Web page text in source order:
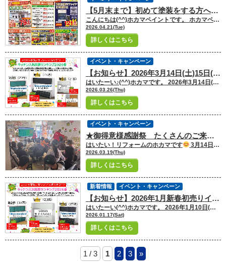
【5月末まで】初めて塗装をする方へ！塗装応援祭キャンペーン実施中！
こんにちは(^^)ホカマペイントです。 ホカマペイントは【外壁塗装&防水の専門店】として営業しています。那覇一日橋店・北谷店・コザ店オフィス、沖縄県内に3店舗のショールームがあります。来店・電話・WEB問合せや、相談、診断、見積、カラーシュミレーションまで無料で行っています。 このブログではみなさんの【塗装の疑問】について、ホカマペイントが1つずつ解決していきたいと思います！沖縄全島、多くの方々に御愛読していただけるように、ブログを定期更新予定です。どうぞよろしくお願いします(^^) 今回は紙面を一新した最新チラシをご案内させていただきます！ お得なキャンペーン内容となっておりますので、ぜひ内容をご覧の上、お問い合わせ下さい！！
2026.04.21(Tue)
詳しくはこちら
【お知らせ】2026年3月14日(土)15日(日)お客様大感謝祭★キッチン人気投票ランキング 結果発表！
はいたーい♪(^^)ホカマです。 2026年3月14日(土)15日(日)の2日間ホカマホーム・ホカマペイントのリフォーム 御得意様大感謝祭を北谷店・那覇一日橋店の2店舗にて同時開催致しました！ 多くのお客様のご来場、心より感謝致します。 今回は、イベントの定番となった【キッチン人気投票】の結果を発表致します！ キッチン投票とは..．「あなたが本気で買うならどのキッチン??」と題して ホカマホームのショールームへ展示しているシステムキッチンの中から見た目、 機能、金額、等々、お好きなキッチンを選んで投票頂いたご家族様へ、もれなく 生活に役立つ特典をプレゼントする、というイベント中の嬉しい企画です♪ 今回の投票結果が、今後のキッチン選びのご参考になりましたら幸いでございます。 【北谷店】 ※画像は各店舗のカラーとなっております。 【那覇一日橋店】 ※画像は各店舗のカラーとなっております。
2026.03.26(Thu)
詳しくはこちら
イベント・キャンペーン
★御得意様感謝祭 たくさんのご来場ありがとうございました★
はいたい！リフォームのホカマです 3月14日（土）・15日（日）の2日間【お得意様感謝祭】を開催しました
2026.03.19(Thu)
詳しくはこちら
イベント・キャンペーン
【お知らせ】2026年1月新春初売りイベント★キッチン人気投票ランキング 結果発表！
はいたーい(^^)ホカマです。 2026年1月10日(土)・11日(日)の2日間ホカマホーム・ホカマペイントの 新春初売りイベントを北谷店・那覇一日橋店の2店舗にて同時開催致しました！ 多くのお客様のご来場、心より感謝致します。 今回は、イベントの定番となった【キッチン人気投票】の結果を発表致します！ キッチン投票とは..．「あなたが本気で買うならどのキッチン??」と題して ホカマホームのショールームへ展示しているシステムキッチンの中から見た目、 機能、金額、等々、お好きなキッチンを選んで投票頂いたご家族様へ、もれなく 生活に役立つ特典をプレゼントする、というイベント中の嬉しい企画です♪ 今回はキッチン投票の結果を発表させて頂きます(^^) 今後のキッチン選びのご参考になりましたら幸いでございます。 ※画像は北谷店のカラーとなっております。 第1位…TOTO/ザ・クラッソ(20票) 第2位…Takara standard/トレーシア(18票) 第3位…Takara standard/レミュー(17票) 栄えある第1位は「TOTO/ザ・クラッソ」が1位を獲得！！ 前回のキッチン投票では3位以内には入っていませんでしたが、 今回は堂々の1位で返り咲き
2026.01.17(Sat)
詳しくはこちら
新着情報 イベント・キャンペーン
1 / 3 1 2 3 »